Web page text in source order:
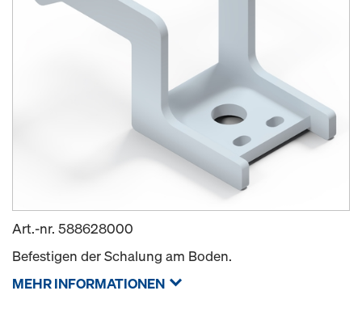
Art.-nr. 588628000
Befestigen der Schalung am Boden.
MEHR INFORMATIONEN